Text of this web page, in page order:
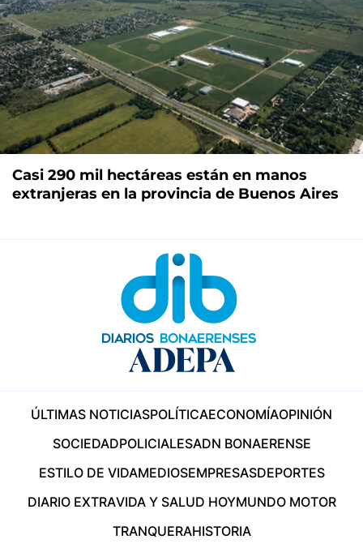
Casi 290 mil hectáreas están en manos
extranjeras en la provincia de Buenos Aires
ÚLTIMAS NOTICIASPOLÍTICAECONOMÍAOPINIÓN
SOCIEDADPOLICIALESADN BONAERENSE
ESTILO DE VIDAMEDIOSEMPRESASDEPORTES
DIARIO EXTRAVIDA Y SALUD HOYMUNDO MOTOR
TRANQUERAHISTORIA